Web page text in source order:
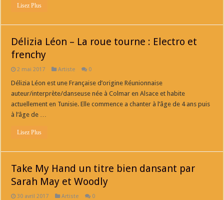
Lisez Plus
Délizia Léon – La roue tourne : Electro et
frenchy
2 mai 2017 Artiste 0
Délizia Léon est une Française d’origine Réunionnaise
auteur/interprète/danseuse née à Colmar en Alsace et habite
actuellement en Tunisie. Elle commence a chanter à l’âge de 4 ans puis
à l’âge de …
Lisez Plus
Take My Hand un titre bien dansant par
Sarah May et Woodly
30 avril 2017 Artiste 0